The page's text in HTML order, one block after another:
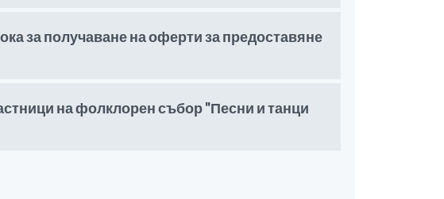
за получаване на оферти за предоставяне
на фолклорен събор "Песни и танци